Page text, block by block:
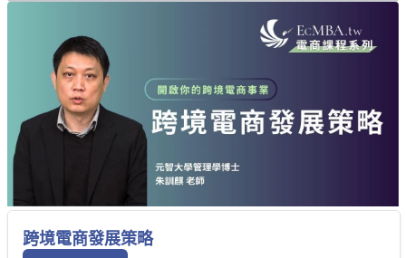
跨境電商發展策略